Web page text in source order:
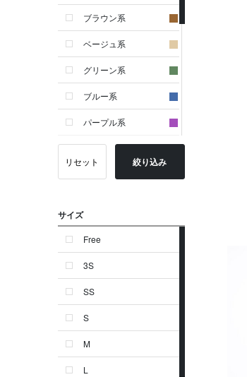
ブラウン系
ベージュ系
グリーン系
ブルー系
パープル系
イエロー系
オレンジ系
シルバー系
ゴールド系
その他
イニシャル
OTHERS
リセット 絞り込み
サイズ
Free
3S
SS
S
M
L